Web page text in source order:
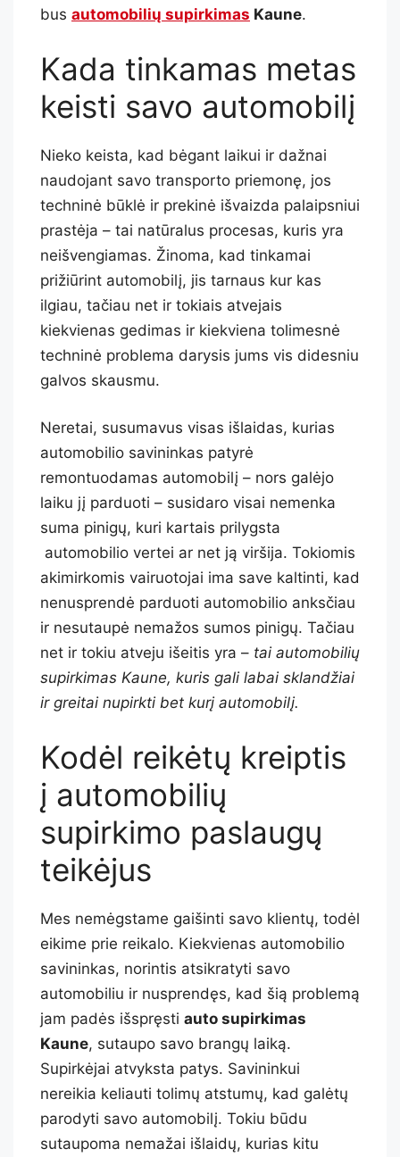
bus automobilių supirkimas Kaune.
Kada tinkamas metas
keisti savo automobilį
Nieko keista, kad bėgant laikui ir dažnai
naudojant savo transporto priemonę, jos
techninė būklė ir prekinė išvaizda palaipsniui
prastėja – tai natūralus procesas, kuris yra
neišvengiamas. Žinoma, kad tinkamai
prižiūrint automobilį, jis tarnaus kur kas
ilgiau, tačiau net ir tokiais atvejais
kiekvienas gedimas ir kiekviena tolimesnė
techninė problema darysis jums vis didesniu
galvos skausmu.
Neretai, susumavus visas išlaidas, kurias
automobilio savininkas patyrė
remontuodamas automobilį – nors galėjo
laiku jį parduoti – susidaro visai nemenka
suma pinigų, kuri kartais prilygsta
automobilio vertei ar net ją viršija. Tokiomis
akimirkomis vairuotojai ima save kaltinti, kad
nenusprendė parduoti automobilio anksčiau
ir nesutaupė nemažos sumos pinigų. Tačiau
net ir tokiu atveju išeitis yra – tai automobilių
supirkimas Kaune, kuris gali labai sklandžiai
ir greitai nupirkti bet kurį automobilį.
Kodėl reikėtų kreiptis
į automobilių
supirkimo paslaugų
teikėjus
Mes nemėgstame gaišinti savo klientų, todėl
eikime prie reikalo. Kiekvienas automobilio
savininkas, norintis atsikratyti savo
automobiliu ir nusprendęs, kad šią problemą
jam padės išspręsti auto supirkimas
Kaune, sutaupo savo brangų laiką.
Supirkėjai atvyksta patys. Savininkui
nereikia keliauti tolimų atstumų, kad galėtų
parodyti savo automobilį. Tokiu būdu
sutaupoma nemažai išlaidų, kurias kitu